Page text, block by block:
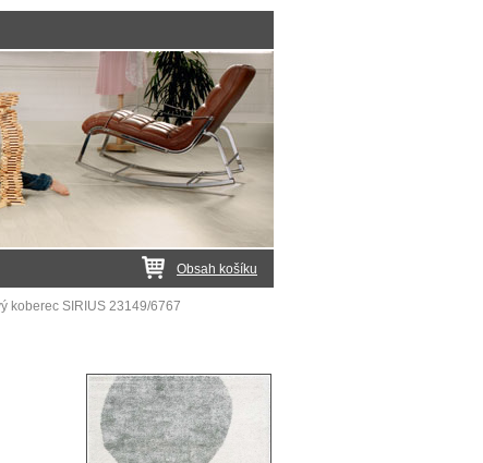
koberec SIRIUS 23149/6767
Obsah košíku